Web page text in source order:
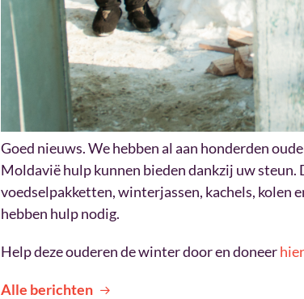
Goed nieuws. We hebben al aan honderden
Moldavië hulp kunnen bieden dankzij uw
voedselpakketten, winterjassen, kachels, kolen
hebben hulp nodig.
Help deze ouderen de winter door en doneer
Alle berichten